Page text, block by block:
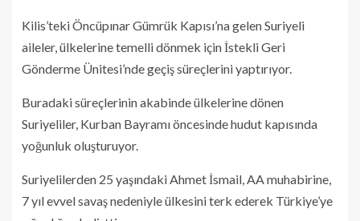
Kilis’teki Öncüpınar Gümrük Kapısı’na gelen Suriyeli
aileler, ülkelerine temelli dönmek için İstekli Geri
Gönderme Ünitesi’nde geçiş süreçlerini yaptırıyor.
Buradaki süreçlerinin akabinde ülkelerine dönen
Suriyeliler, Kurban Bayramı öncesinde hudut kapısında
yoğunluk oluşturuyor.
Suriyelilerden 25 yaşındaki Ahmet İsmail, AA muhabirine,
7 yıl evvel savaş nedeniyle ülkesini terk ederek Türkiye’ye